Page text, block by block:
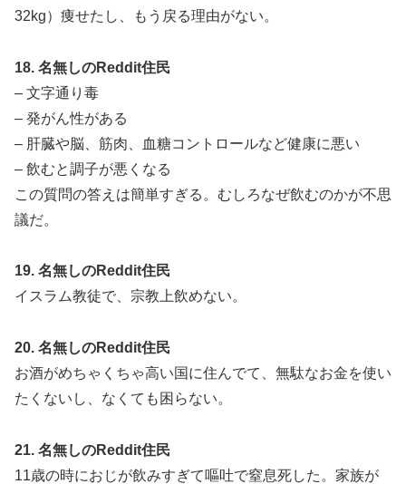
32kg）痩せたし、もう戻る理由がない。
18. 名無しのReddit住民
– 文字通り毒
– 発がん性がある
– 肝臓や脳、筋肉、血糖コントロールなど健康に悪い
– 飲むと調子が悪くなる
この質問の答えは簡単すぎる。むしろなぜ飲むのかが不思
議だ。
19. 名無しのReddit住民
イスラム教徒で、宗教上飲めない。
20. 名無しのReddit住民
お酒がめちゃくちゃ高い国に住んでて、無駄なお金を使い
たくないし、なくても困らない。
21. 名無しのReddit住民
11歳の時におじが飲みすぎて嘔吐で窒息死した。家族が